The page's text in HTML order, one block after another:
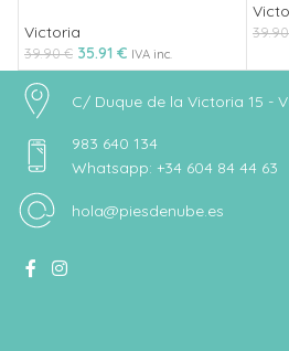
Victoria
39.90€ 35.91 € IVA inc.
C/ Duque de la Victoria 15 -
983 640 134
Whatsapp: +34 604 84 44 63
hola@piesdenube.es